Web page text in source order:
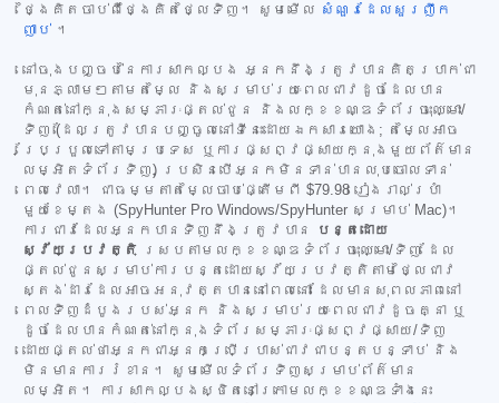
ថ្ងៃគិតចាប់ពីថ្ងៃគិតថ្លៃទិញ។ សូមមើល សំណួរដែលសួរញឹក
ញាប់ ។
នៅចុងបញ្ចប់នៃការសាកល្បង អ្នកនឹងត្រូវបានគិតប្រាក់ជា
មុនភ្លាមៗតាមតម្លៃ និងសម្រាប់រយៈពេលជាវដូចដែលបាន
កំណត់នៅក្នុងសម្ភារៈផ្តល់ជូន និងលក្ខខណ្ឌទំព័រចុះឈ្មោះ/
ទិញ (ដែលត្រូវបានបញ្ចូលនៅទីនេះដោយឯកសារយោង; តម្លៃអាច
ប្រែប្រួលទៅតាមប្រទេស ឬការផ្សព្វផ្សាយក្នុងមួយព័ត៌មាន
លម្អិតទំព័រទិញ) ប្រសិនបើអ្នកមិនទាន់បានលុបចោលទាន់
ពេលវេលា។ ជាធម្មតាតម្លៃចាប់ផ្តើមពី $79.98 រៀងរាល់ប្រាំ
មួយខែម្តង (SpyHunter Pro Windows/SpyHunter សម្រាប់ Mac)។
ការជាវដែលអ្នកបានទិញនឹងត្រូវបាន
បន្តដោយ
ស្វ័យប្រវត្តិ ស្របតាមលក្ខខណ្ឌទំព័រចុះឈ្មោះ/ទិញ ដែល
ផ្តល់ជូនសម្រាប់ការបន្តដោយស្វ័យប្រវត្តិតាមថ្លៃជាវ
ស្តង់ដារដែលអាចអនុវត្តបាននៅពេលនោះ ដែលមានសុពលភាពនៅ
ពេលទិញដំបូងរបស់អ្នក និងសម្រាប់រយៈពេលជាវដូចគ្នា ឬ
ដូចដែលបានកំណត់នៅក្នុងទំព័រសម្ភារៈផ្សព្វផ្សាយ/ទិញ
ដោយផ្តល់ថាអ្នកជាអ្នកប្រើប្រាស់ជាវជាបន្តបន្ទាប់ និង
មិនមានការរំខាន។ សូមមើលទំព័រទិញសម្រាប់ព័ត៌មាន
លម្អិត។ ការសាកល្បងស្ថិតនៅក្រោមលក្ខខណ្ឌទាំងនេះ